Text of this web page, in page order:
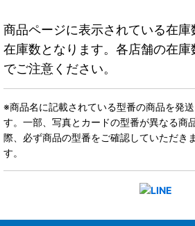
商品ページに表示されている在
在庫数となります。各店舗の在
でご注意ください。
※商品名に記載されている型番の商品を発
す。一部、写真とカードの型番が異なる商
際、必ず商品の型番をご確認していただき
す。